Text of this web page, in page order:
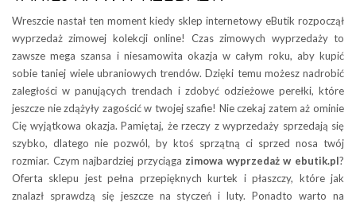
Wreszcie nastał ten moment kiedy sklep internetowy eButik rozpoczął
wyprzedaż zimowej kolekcji online! Czas zimowych wyprzedaży to
zawsze mega szansa i niesamowita okazja w całym roku, aby kupić
sobie taniej wiele ubraniowych trendów. Dzięki temu możesz nadrobić
zaległości w panujących trendach i zdobyć odzieżowe perełki, które
jeszcze nie zdążyły zagościć w twojej szafie! Nie czekaj zatem aż ominie
Cię wyjątkowa okazja. Pamiętaj, że rzeczy z wyprzedaży sprzedają się
szybko, dlatego nie pozwól, by ktoś sprzątną ci sprzed nosa twój
rozmiar. Czym najbardziej przyciąga zimowa wyprzedaż w ebutik.pl?
Oferta sklepu jest pełna przepięknych kurtek i płaszczy, które jak
znalazł sprawdzą się jeszcze na styczeń i luty. Ponadto warto na